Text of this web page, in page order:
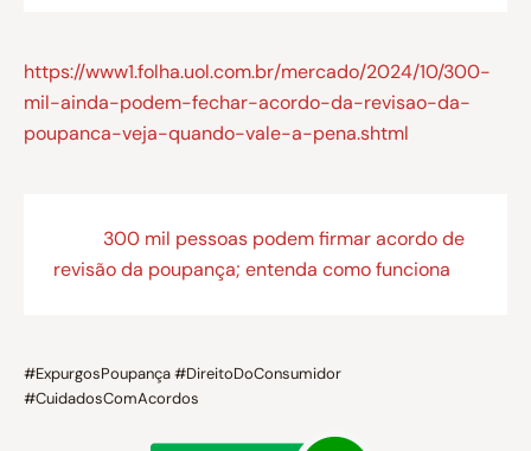
https://www1.folha.uol.com.br/mercado/2024/10/300-
mil-ainda-podem-fechar-acordo-da-revisao-da-
poupanca-veja-quando-vale-a-pena.shtml
300 mil pessoas podem firmar acordo de
revisão da poupança; entenda como funciona
#ExpurgosPoupança #DireitoDoConsumidor
#CuidadosComAcordos